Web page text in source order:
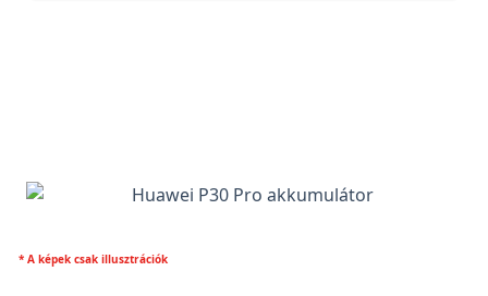
* A képek csak illusztrációk